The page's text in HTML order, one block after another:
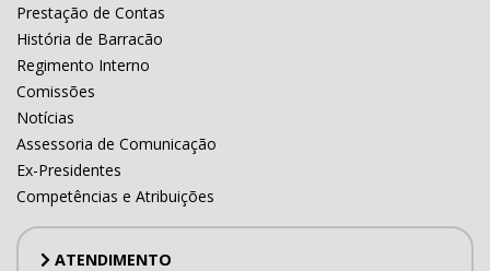
Prestação de Contas
História de Barracão
Regimento Interno
Comissões
Notícias
Assessoria de Comunicação
Ex-Presidentes
Competências e Atribuições
ATENDIMENTO